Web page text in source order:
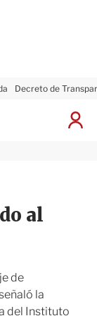
Decreto de
I
al
de
la
del Instituto